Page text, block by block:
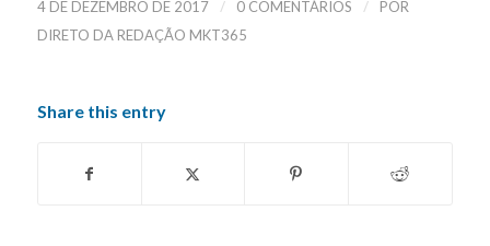
4 DE DEZEMBRO DE 2017 / 0 COMENTÁRIOS /
POR
DIRETO DA REDAÇÃO MKT365
Share this entry